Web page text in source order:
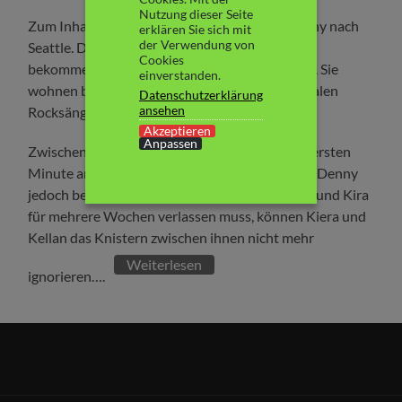
Zum Inhalt: Kiera folgt ihrer großen Liebe Denny nach
Seattle. Denny hat dort ein tolles Jobangebot
bekommen und Kira ein Stipendium für die Uni. Sie
wohnen bei Dennys Freund Kellan – einem lokalen
Rocksänger.
Zwischen Kiera und Kellan knistert es von der ersten
Minute an, doch Kieras Herz gehört Denny. Als Denny
jedoch beruflich immer stärker eingespannt ist und Kira
für mehrere Wochen verlassen muss, können Kiera und
Kellan das Knistern zwischen ihnen nicht mehr
ignorieren….
Weiterlesen
Nutzung dieser Seite
erklären Sie sich mit
der Verwendung von
Cookies
einverstanden.
Datenschutzerklärung
ansehen
Akzeptieren
Anpassen